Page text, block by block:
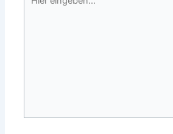
eingeben…